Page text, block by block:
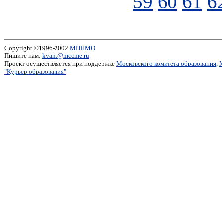
Copyright ©1996-2002 МЦНМО
Пишите нам: kvant@mccme.ru
Проект осуществляется при поддержке Московского комитета образования,
"Курьер образования"